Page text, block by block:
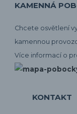
KAMENNÁ
Chcete osvětlení
kamennou
Více informací o
KONTAKT